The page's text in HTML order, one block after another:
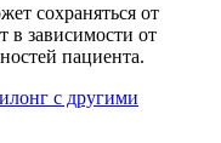
сохраняться от
в зависимости от
пациента.
с другими